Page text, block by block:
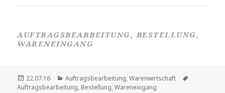
AUFTRAGSBEARBEITUNG, BESTELLUNG,
WARENEINGANG
Veröffentlicht
am
22.07.16 Kategorien
Auftragsbearbeitung,Warenwirtschaft
Auftragsbearbeitung, Bestellung,Wareneingang